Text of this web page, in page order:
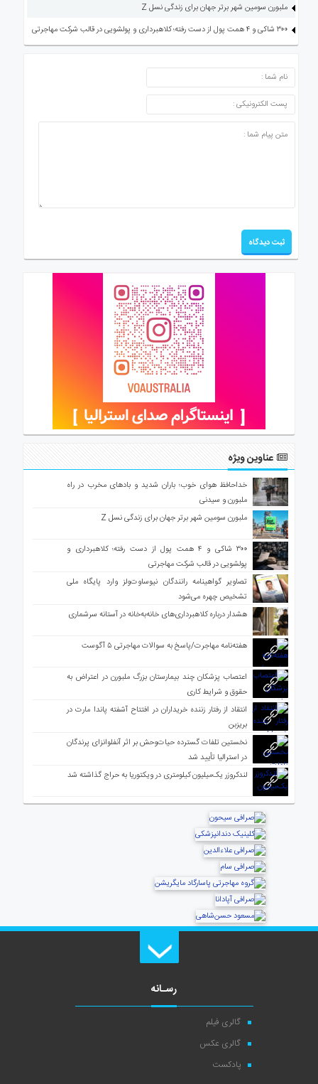
ملبورن سومین شهر برتر جهان برای زندگی نسل Z
۳۰۰ شاکی و ۴ همت پول از دست رفته؛ کلاهبرداری و پولشویی در قالب شرکت مهاجرتی
ارسال دیدگاه
عناوین ویژه
خداحافظ هوای خوب؛ باران شدید و بادهای مخرب در راه
ملبورن و سیدنی
ملبورن سومین شهر برتر جهان برای زندگی نسل Z
۳۰۰ شاکی و ۴ همت پول از دست رفته؛ کلاهبرداری و
پولشویی در قالب شرکت مهاجرتی
تصاویر گواهینامه رانندگان نیوساوت‌ولز وارد پایگاه ملی
تشخیص چهره می‌شود
هشدار درباره کلاهبرداری‌های خانه‌به‌خانه در آستانه سرشماری
هفته‌نامه مهاجرت/پاسخ به سوالات مهاجرتی ۵ آگوست
اعتصاب پزشکان چند بیمارستان بزرگ ملبورن در اعتراض به
حقوق و شرایط کاری
انتقاد از رفتار زننده خریداران در افتتاح آشفته پاندا مارت در
بریزبن
نخستین تلفات گسترده حیات‌وحش بر اثر آنفلوانزای پرندگان
در استرالیا تأیید شد
لندکروزر یک‌میلیون کیلومتری در ویکتوریا به حراج گذاشته شد
رسـانه
گالری فیلم
گالری عکس
پادکست